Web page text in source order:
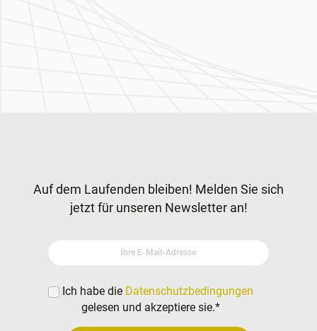
Newsletter
Auf dem Laufenden bleiben! Melden Sie sich
jetzt für unseren Newsletter an!
Ihre E-Mail-Adresse
Ich habe die Datenschutzbedingungen
gelesen und akzeptiere sie.*